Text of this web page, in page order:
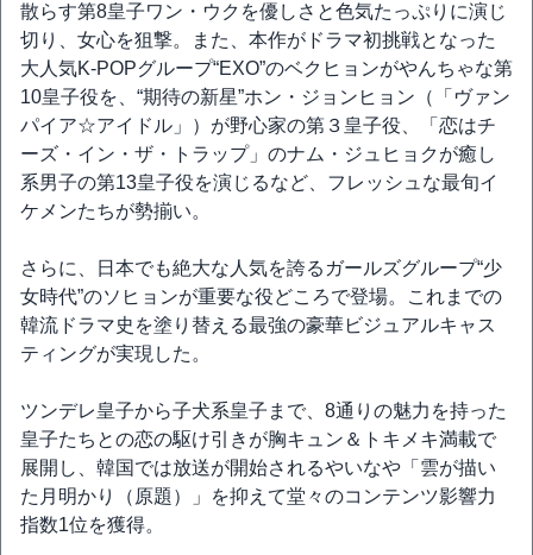
散らす第8皇子ワン・ウクを優しさと色気たっぷりに演じ
切り、女心を狙撃。また、本作がドラマ初挑戦となった
大人気K-POPグループ“EXO”のベクヒョンがやんちゃな第
10皇子役を、“期待の新星”ホン・ジョンヒョン（「ヴァン
パイア☆アイドル」）が野心家の第３皇子役、「恋はチ
ーズ・イン・ザ・トラップ」のナム・ジュヒョクが癒し
系男子の第13皇子役を演じるなど、フレッシュな最旬イ
ケメンたちが勢揃い。
さらに、日本でも絶大な人気を誇るガールズグループ“少
女時代”のソヒョンが重要な役どころで登場。これまでの
韓流ドラマ史を塗り替える最強の豪華ビジュアルキャス
ティングが実現した。
ツンデレ皇子から子犬系皇子まで、8通りの魅力を持った
皇子たちとの恋の駆け引きが胸キュン＆トキメキ満載で
展開し、韓国では放送が開始されるやいなや「雲が描い
た月明かり（原題）」を抑えて堂々のコンテンツ影響力
指数1位を獲得。